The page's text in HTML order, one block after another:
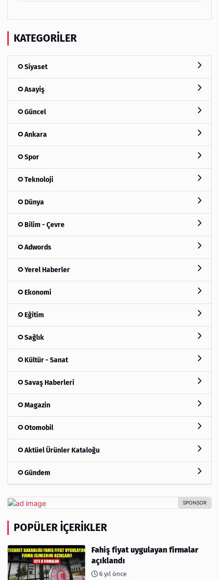
KATEGORILER
Siyaset
Asayiş
Güncel
Ankara
Spor
Teknoloji
Dünya
Bilim - Çevre
Adwords
Yerel Haberler
Ekonomi
Eğitim
Sağlık
Kültür - Sanat
Savaş Haberleri
Magazin
Otomobil
Aktüel Ürünler Kataloğu
Gündem
POPÜLER İÇERIKLER
Fahiş fiyat uygulayan firmalar
açıklandı
6 yıl önce